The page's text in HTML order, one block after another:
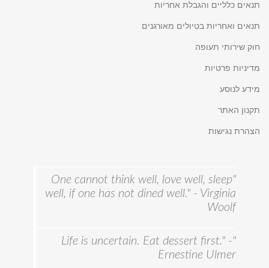
תנאים כלליים והגבלת אחריות
תנאים ואחריות בטיולים מאורגנים
חוק שירותי תעופה
מדיניות פרטיות
מידע לנוסע
תקנון האתר
הצהרת נגישות
"One cannot think well, love well, sleep
well, if one has not dined well." - Virginia
Woolf
"Life is uncertain. Eat dessert first." -
Ernestine Ulmer